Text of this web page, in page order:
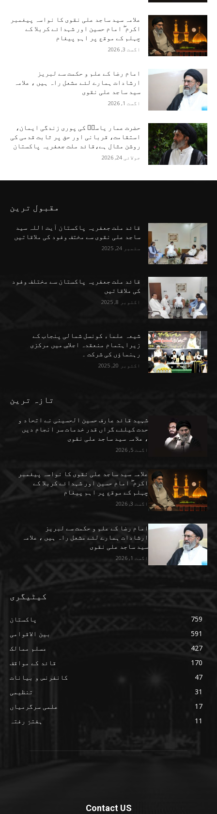
علامہ سید ساجد علی نقوی کا نواسہ پیغمبر
اکرم ۖ امام حسین اور شہدائے کربلا کے
چہلم کے موقع پر اہم پیغام
اگست 3, 2026
امام رضا کے علم و حکمت سے لبریز
ارشادات ہمارے لئے مشعل راہ ہیں ، علامہ
سید ساجد علی نقوی
اگست 1, 2026
حضرت عمار یاسرؑ کی پوری زندگی ایمان،
استقامت، قربانی اور حق پر ثابت قدمی کی
روشن مثال ہے،قائد ملت جعفریہ پاکستان
جولائی 24, 2026
مقبول ترین
قائد ملت جعفریہ پاکستان آیت اللہ سید
ساجد علی نقوی سے مختف وفود کی ملاقاتیں
ستمبر 24, 2025
قائد ملت جعفریہ پاکستان سے مختلف وفود
کی ملاقاتیں
اکتوبر 8, 2025
شیعہ علماء کونسل شمالی پنجاب کے
زیراہتمام منعقدہ اجلاسِ میں مرکزی
رہنماؤں کی شرکت ۔
اکتوبر 20, 2025
تازہ ترین
شہید قائد عارف حسین الحسینی نے اتحاد و
حدت کیلئے گراں قدر خدمات سر انجام دیں
، علامہ سید ساجد علی نقوی
اگست 5, 2026
علامہ سید ساجد علی نقوی کا نواسہ پیغمبر
اکرم ۖ امام حسین اور شہدائے کربلا کے
چہلم کے موقع پر اہم پیغام
اگست 3, 2026
امام رضا کے علم و حکمت سے لبریز
ارشادات ہمارے لئے مشعل راہ ہیں ، علامہ
سید ساجد علی نقوی
اگست 1, 2026
کیٹیگری
پاکستان
759
بین الاقوامی
591
مسلم ممالک
427
قائد کے مواقف
170
کانفرنس و بیانات
47
تنظیمی
31
علمی سرگرمیاں
17
ہفتۂِ رفتہ
11
Contact US